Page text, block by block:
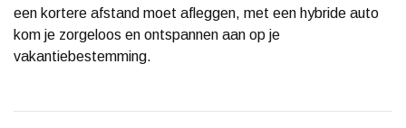
een kortere afstand moet afleggen, met een hybride auto
kom je zorgeloos en ontspannen aan op je
vakantiebestemming.